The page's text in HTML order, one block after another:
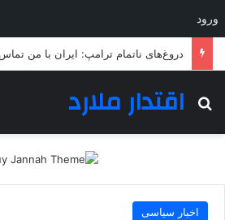
ورود
دروغ‌های ناتمام ترامپ: ایران با من
اقتدار ملارد
جستجو برای
اخبار سیاسی